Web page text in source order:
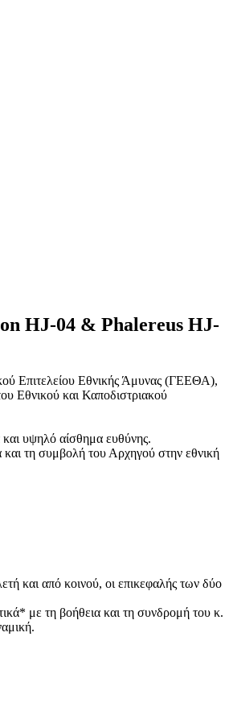
HJ-04 & Phalereus HJ-
Επιτελείου Εθνικής Άμυνας (ΓΕΕΘΑ),
Εθνικού και Καποδιστριακού
και υψηλό αίσθημα ευθύνης.
και τη συμβολή του Αρχηγού στην εθνική
και από κοινού, οι επικεφαλής των δύο
με τη βοήθεια και τη συνδρομή του κ.